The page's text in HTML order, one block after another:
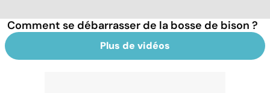
Comment se débarrasser de la bosse de bison ?
Plus de vidéos